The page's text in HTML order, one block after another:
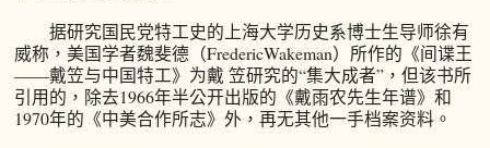
据研究国民党特工史的上海大学历史系博士生导师徐有
威称，美国学者魏斐德（FredericWakeman）所作的《间谍王
――戴笠与中国特工》为戴 笠研究的“集大成者”，但该书所
引用的，除去1966年半公开出版的《戴雨农先生年谱》和
1970年的《中美合作所志》外，再无其他一手档案资料。